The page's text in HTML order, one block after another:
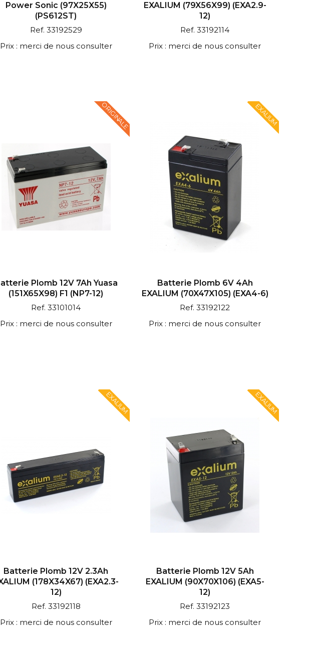
Power Sonic (97X25X55)
(PS612ST)
Ref. 33192529
Prix : merci de nous consulter
EXALIUM (79X56X99) (EXA2.9-
12)
Ref. 33192114
Prix : merci de nous consulter
ORIGINALE
Plomb 12V 7Ah Yuasa
(151X65X98) F1 (NP7-12)
Ref. 33101014
Prix : merci de nous consulter
EXALIUM
Batterie Plomb 6V 4Ah
EXALIUM (70X47X105) (EXA4-6)
Ref. 33192122
Prix : merci de nous consulter
EXALIUM
Batterie Plomb 12V 2.3Ah
(178X34X67) (EXA2.3-
12)
Ref. 33192118
Prix : merci de nous consulter
EXALIUM
Batterie Plomb 12V 5Ah
EXALIUM (90X70X106) (EXA5-
12)
Ref. 33192123
Prix : merci de nous consulter